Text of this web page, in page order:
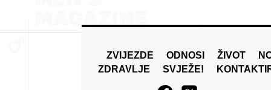
ZVIJEZDE ODNOSI ŽIVOT
ZDRAVLJE
SVJEŽE!